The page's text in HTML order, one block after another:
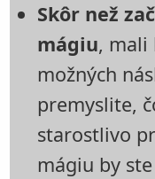
Skôr než
mágiu, mali
možných
premyslite,
starostlivo
mágiu by